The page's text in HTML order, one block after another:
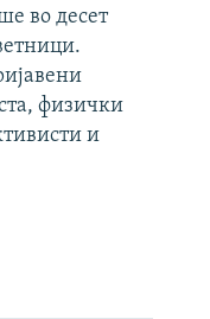
во десет
физички
и